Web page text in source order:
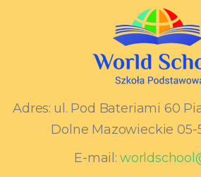
Adres: ul. Pod Bateriami 60
Dolne Mazowieckie 05-
E-mail: